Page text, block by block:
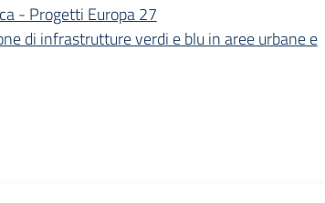
- Progetti Europa 27
di infrastrutture verdi e blu in aree urbane e